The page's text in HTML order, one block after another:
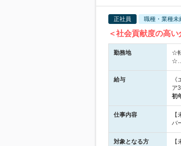
正社員 職種・業種未
＜社会貢献度の高
勤務地
☆
給与
ア
初
仕事内容
バ
対象となる方